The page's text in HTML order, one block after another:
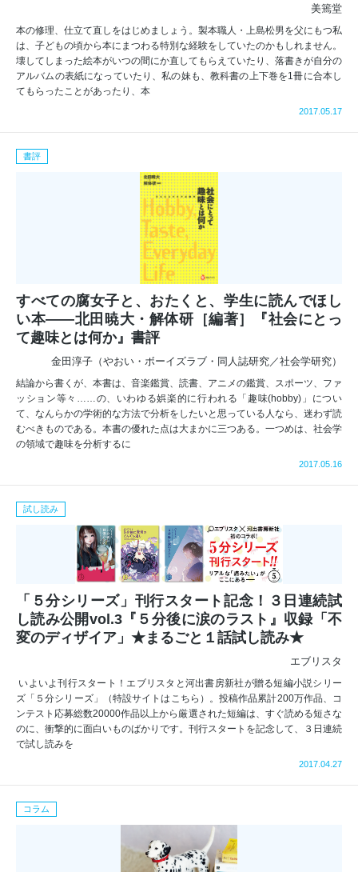
美篶堂
本の修理、仕立て直しをはじめましょう。製本職人・上島松男を父にもつ私
は、子どもの頃から本にまつわる特別な経験をしていたのかもしれません。
壊してしまった絵本がいつの間にか直してもらえていたり、落書きが自分の
アルバムの表紙になっていたり、私の妹も、教科書の上下巻を1冊に合本し
てもらったことがあったり、本
2017.05.17
書評
すべての腐女子と、おたくと、学生に読んでほし
い本――北田暁大・解体研［編著］『社会にとっ
て趣味とは何か』書評
金田淳子（やおい・ボーイズラブ・同人誌研究／社会学研究）
結論から書くが、本書は、音楽鑑賞、読書、アニメの鑑賞、スポーツ、ファ
ッション等々……の、いわゆる娯楽的に行われる「趣味(hobby)」につい
て、なんらかの学術的な方法で分析をしたいと思っている人なら、迷わず読
むべきものである。本書の優れた点は大まかに三つある。一つめは、社会学
の領域で趣味を分析するに
2017.05.16
試し読み
「５分シリーズ」刊行スタート記念！３日連続試
し読み公開vol.3『５分後に涙のラスト』収録「不
変のディザイア」★まるごと１話試し読み★
エブリスタ
いよいよ刊行スタート！エブリスタと河出書房新社が贈る短編小説シリー
ズ「５分シリーズ」（特設サイトはこちら）。投稿作品累計200万作品、コ
ンテスト応募総数20000作品以上から厳選された短編は、すぐ読める短さな
のに、衝撃的に面白いものばかりです。刊行スタートを記念して、３日連続
で試し読みを
2017.04.27
コラム